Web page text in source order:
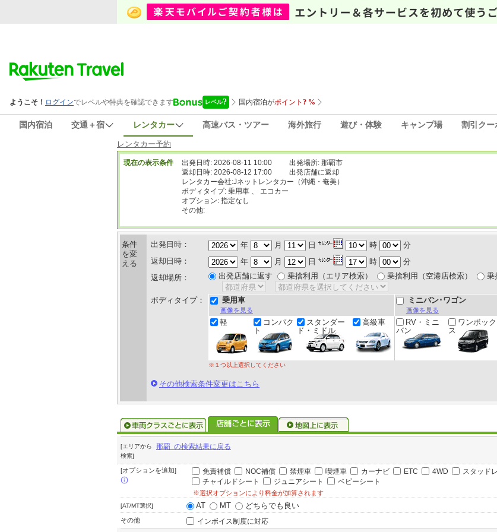
国内宿泊 交通＋宿 レンタカー 高速バス・ツアー 海外旅行 遊び・体験 キャンプ場 割引クー
レンタカー予約
現在の表示条件 出発日時: 2026-08-11 10:00
出発場所: 那覇市
返却日時: 2026-08-12 17:00
出発店舗に返却
レンタカー会社:Jネットレンタカー（沖縄・奄美）
ボディタイプ: 乗用車 、 エコカー
オプション: 指定なし
その他:
条件
を変
える
出発日時： 年 月 日 時
分
返却日時：
年 月 日 時
分
返却場所：
出発店舗に返す 乗捨利用（エリア検索） 乗捨利用（空港店検索） 乗
ボディタイプ： 乗用車
画像を見る
ミニバン･ワゴン
画像を見る
軽
コンパク
ト
スタンダー
ド・ミドル
高級車
RV・ミニ
バン
ワンボック
ス
※１つ以上選択してください
その他検索条件変更はこちら
[エリアから
検索]
那覇 の検索結果に戻る
[オプションを追加] 免責補償 NOC補償 禁煙車 喫煙車 カーナビ ETC 4WD
スタッド
チャイルドシート
ジュニアシート ベビーシート
※選択オプションにより料金が加算されます
[AT/MT選択] AT MT どちらでも良い
その他 インボイス制度に対応